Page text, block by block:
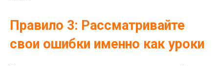
Правило 3: Рассматривайте
свои ошибки именно как уроки